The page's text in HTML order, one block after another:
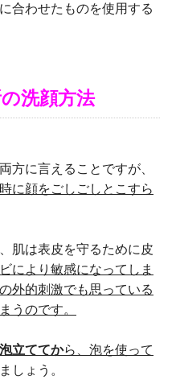
合わせたものを使用する
洗顔方法
方に言えることですが、
に顔をごしごしとこすら
肌は表皮を守るために皮
により敏感になってしま
外的刺激でも思っている
うのです。
立ててから、泡を使って
しょう。